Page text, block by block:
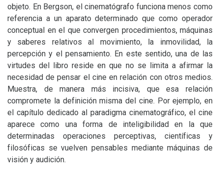
objeto. En Bergson, el cinematógrafo funciona menos como
referencia a un aparato determinado que como operador
conceptual en el que convergen procedimientos, máquinas
y saberes relativos al movimiento, la inmovilidad, la
percepción y el pensamiento. En este sentido, una de las
virtudes del libro reside en que no se limita a afirmar la
necesidad de pensar el cine en relación con otros medios.
Muestra, de manera más incisiva, que esa relación
compromete la definición misma del cine. Por ejemplo, en
el capítulo dedicado al paradigma cinematográfico, el cine
aparece como una forma de inteligibilidad en la que
determinadas operaciones perceptivas, científicas y
filosóficas se vuelven pensables mediante máquinas de
visión y audición.